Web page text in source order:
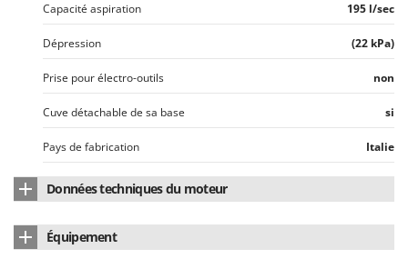
Paterlini
Philips
Pramac
Prismafood
R.G.V.
Rato
Redback
Capacité aspiration 195 l/sec
Dépression (22 kPa)
Prise pour électro-outils non
Cuve détachable de sa base si
Pays de fabrication Italie
Données techniques du moteur
Puissance nominale (W) 3600 W
Équipement